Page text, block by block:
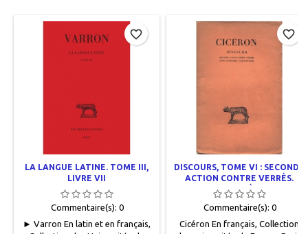
LA LANGUE LATINE. TOME III,
LIVRE VII
Commentaire(s): 0
► Varron En latin et en français,
favorite_border
DISCOURS, TOME VI : SECONDE
ACTION CONTRE VERRÈS.
LIVRE CINQUIÈME : LES
SUPPLICES (TRADUCTION
SEULE)
Commentaire(s): 0
Cicéron En français, Collection
favorite_border